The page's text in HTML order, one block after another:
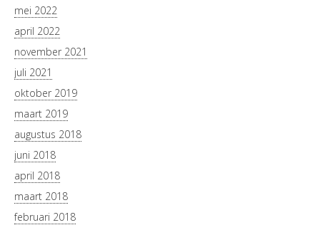
mei 2022
april 2022
november 2021
juli 2021
oktober 2019
maart 2019
augustus 2018
juni 2018
april 2018
maart 2018
februari 2018